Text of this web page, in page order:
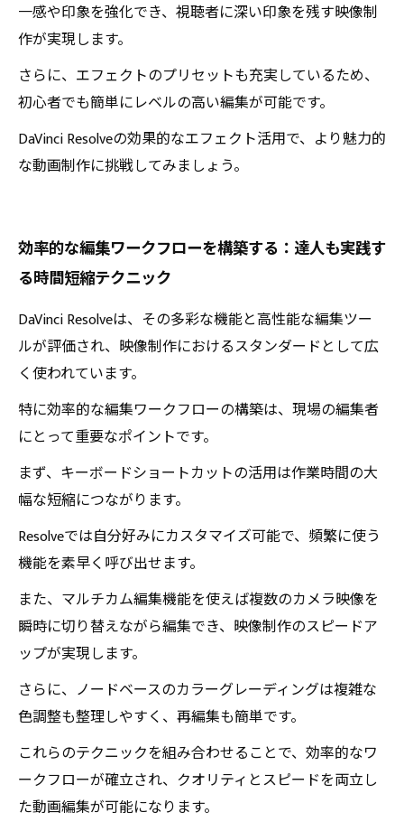
一感や印象を強化でき、視聴者に深い印象を残す映像制
作が実現します。
さらに、エフェクトのプリセットも充実しているため、
初心者でも簡単にレベルの高い編集が可能です。
DaVinci Resolveの効果的なエフェクト活用で、より魅力的
な動画制作に挑戦してみましょう。
効率的な編集ワークフローを構築する：達人も実践す
る時間短縮テクニック
DaVinci Resolveは、その多彩な機能と高性能な編集ツー
ルが評価され、映像制作におけるスタンダードとして広
く使われています。
特に効率的な編集ワークフローの構築は、現場の編集者
にとって重要なポイントです。
まず、キーボードショートカットの活用は作業時間の大
幅な短縮につながります。
Resolveでは自分好みにカスタマイズ可能で、頻繁に使う
機能を素早く呼び出せます。
また、マルチカム編集機能を使えば複数のカメラ映像を
瞬時に切り替えながら編集でき、映像制作のスピードア
ップが実現します。
さらに、ノードベースのカラーグレーディングは複雑な
色調整も整理しやすく、再編集も簡単です。
これらのテクニックを組み合わせることで、効率的なワ
ークフローが確立され、クオリティとスピードを両立し
た動画編集が可能になります。